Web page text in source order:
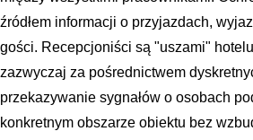
źródłem informacji o przyjazdach,
gości. Recepcjoniści są "uszami"
zazwyczaj za pośrednictwem
przekazywanie sygnałów o osobach
konkretnym obszarze obiektu bez